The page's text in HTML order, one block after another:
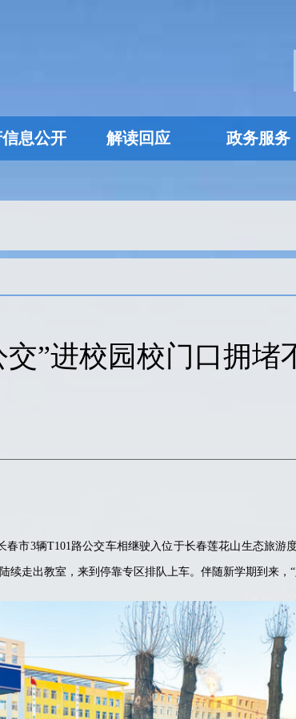
息公开 解读回应 政务服务
交”进校园校门口拥堵
市3辆T101路公交车相继驶入位于长春莲花山生态旅游
续走出教室，来到停靠专区排队上车。伴随新学期到来，“